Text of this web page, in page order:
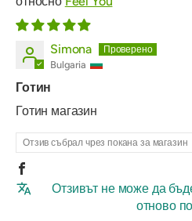
Simona
Bulgaria
Готин
Готин магазин
Отзив събрал чрез покана за магазин
Отзивът не може да
отново